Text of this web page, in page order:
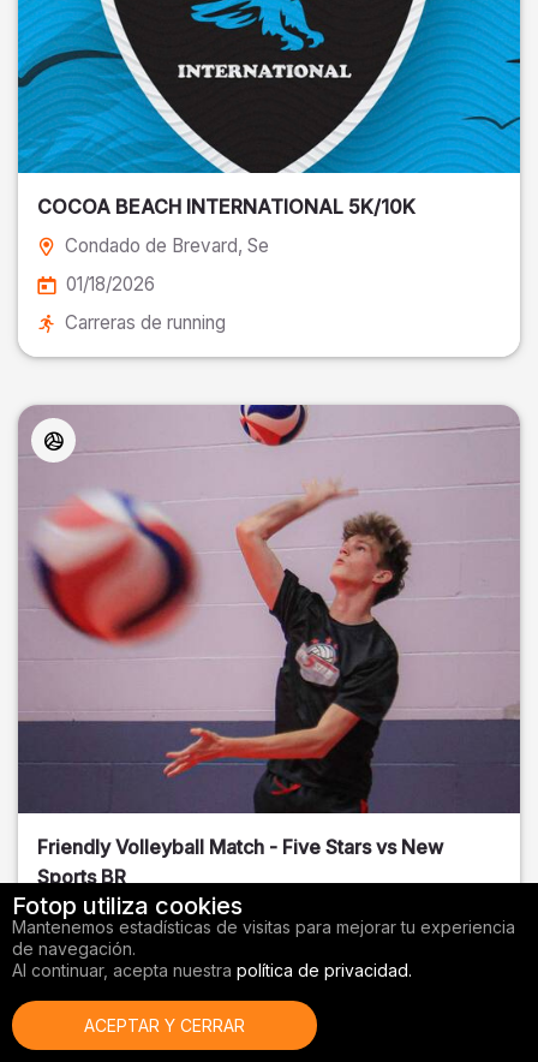
COCOA BEACH INTERNATIONAL 5K/10K
Condado de Brevard, Se
01/18/2026
Carreras de running
Friendly Volleyball Match - Five Stars vs New
Sports BR
Orange County, FL
01/14/2026
Fotop utiliza cookies
Mantenemos estadísticas de visitas para mejorar tu experiencia
de navegación.
Al continuar, acepta nuestra política de privacidad.
ACEPTAR Y CERRAR